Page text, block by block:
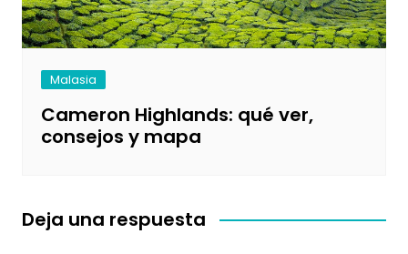
Malasia
Cameron Highlands: qué ver,
consejos y mapa
Deja una respuesta